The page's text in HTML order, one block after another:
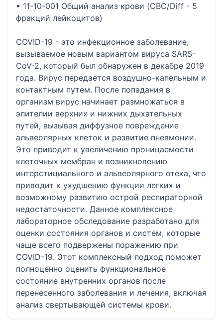
• 11-10-001 Общий анализ крови (CBC/Diff - 5
фракций лейкоцитов)
COVID-19 - это инфекционное заболевание,
вызываемое новым вариантом вируса SARS-
CoV-2, который был обнаружен в декабре 2019
года. Вирус передается воздушно-капельным и
контактным путем. После попадания в
организм вирус начинает размножаться в
эпителии верхних и нижних дыхательных
путей, вызывая диффузное повреждение
альвеолярных клеток и развитие пневмонии.
Это приводит к увеличению проницаемости
клеточных мембран и возникновению
интерстициального и альвеолярного отека, что
приводит к ухудшению функции легких и
возможному развитию острой респираторной
недостаточности. Данное комплексное
лабораторное обследование разработано для
оценки состояния органов и систем, которые
чаще всего подвержены поражению при
COVID-19. Этот комплексный подход поможет
полноценно оценить функциональное
состояние внутренних органов после
перенесенного заболевания и лечения, включая
анализ свертывающей системы крови.